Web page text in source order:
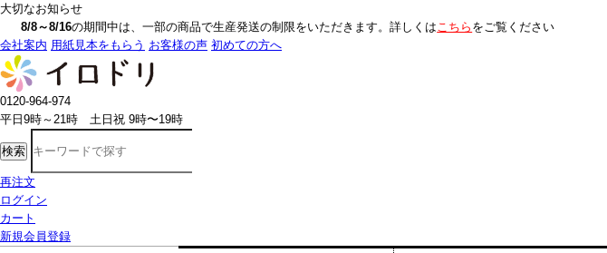
大切なお知らせ
8/8～8/16の期間中は、一部の商品で生産発送の制限をいただきます。詳しくは こちらをご覧ください
会社案内 用紙見本をもらう お客様の声 初めての方へ
0120-964-974
平日9時～21時 土日祝 9時〜19時
検索
再注文
ログイン
カート
新規会員登録